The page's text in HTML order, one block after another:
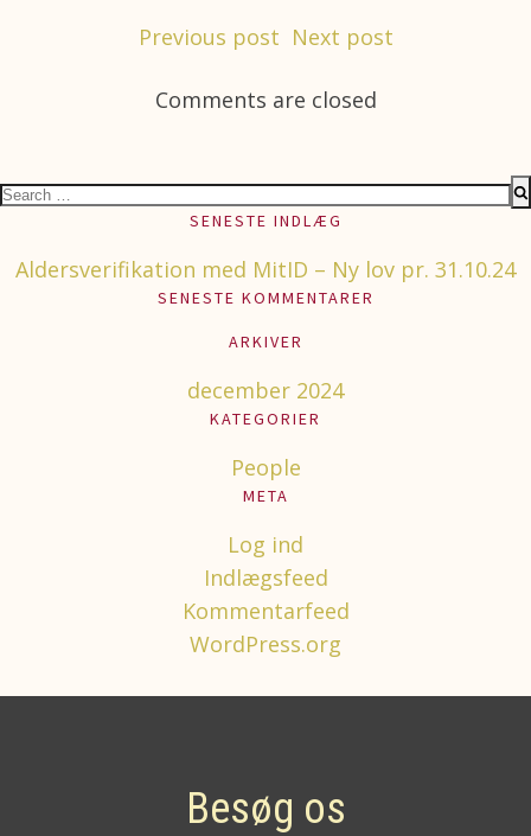
Post
navigation
Previous post Post
navigation
Next post
Comments are closed
Search
SENESTE INDLÆG
Aldersverifikation med MitID – Ny lov pr. 31.10.24
SENESTE KOMMENTARER
ARKIVER
december 2024
KATEGORIER
People
META
Log ind
Indlægsfeed
Kommentarfeed
WordPress.org
Besøg os